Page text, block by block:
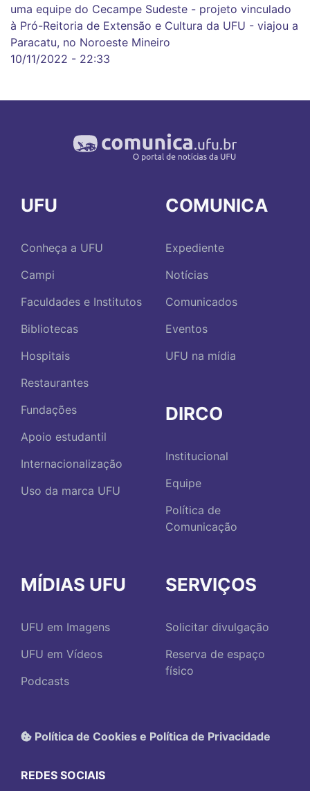
uma equipe do Cecampe Sudeste - projeto vinculado
à Pró-Reitoria de Extensão e Cultura da UFU - viajou a
Paracatu, no Noroeste Mineiro
10/11/2022 - 22:33
UFU
Conheça a UFU
Campi
Faculdades e Institutos
Bibliotecas
Hospitais
Restaurantes
Fundações
Apoio estudantil
Internacionalização
Uso da marca UFU
COMUNICA
Expediente
Notícias
Comunicados
Eventos
UFU na mídia
DIRCO
Institucional
Equipe
Política de
Comunicação
MÍDIAS UFU
UFU em Imagens
UFU em Vídeos
Podcasts
SERVIÇOS
Solicitar divulgação
Reserva de espaço
físico
Política de Cookies e Política de Privacidade
REDES SOCIAIS